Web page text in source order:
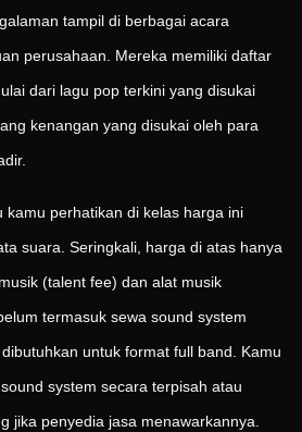
tampil di berbagai acara
perusahaan. Mereka memiliki daftar
dari lagu pop terkini yang disukai
kenangan yang disukai oleh para
kamu perhatikan di kelas harga ini
suara. Seringkali, harga di atas hanya
(talent fee) dan alat musik
termasuk sewa sound system
untuk format full band. Kamu
system secara terpisah atau
jika penyedia jasa menawarkannya.